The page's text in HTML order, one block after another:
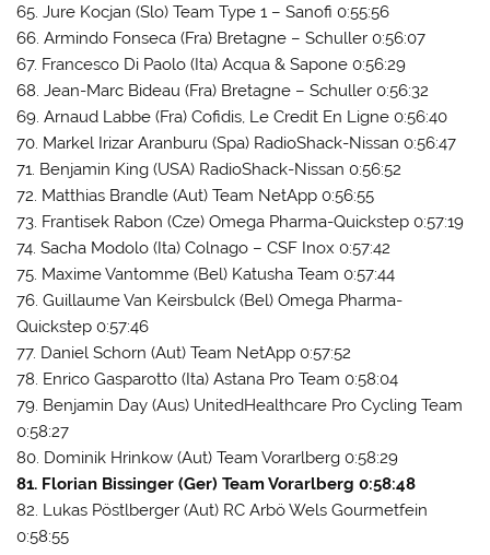
65. Jure Kocjan (Slo) Team Type 1 – Sanofi 0:55:56
66. Armindo Fonseca (Fra) Bretagne – Schuller 0:56:07
67. Francesco Di Paolo (Ita) Acqua & Sapone 0:56:29
68. Jean-Marc Bideau (Fra) Bretagne – Schuller 0:56:32
69. Arnaud Labbe (Fra) Cofidis, Le Credit En Ligne 0:56:40
70. Markel Irizar Aranburu (Spa) RadioShack-Nissan 0:56:47
71. Benjamin King (USA) RadioShack-Nissan 0:56:52
72. Matthias Brandle (Aut) Team NetApp 0:56:55
73. Frantisek Rabon (Cze) Omega Pharma-Quickstep 0:57:19
74. Sacha Modolo (Ita) Colnago – CSF Inox 0:57:42
75. Maxime Vantomme (Bel) Katusha Team 0:57:44
76. Guillaume Van Keirsbulck (Bel) Omega Pharma-
Quickstep 0:57:46
77. Daniel Schorn (Aut) Team NetApp 0:57:52
78. Enrico Gasparotto (Ita) Astana Pro Team 0:58:04
79. Benjamin Day (Aus) UnitedHealthcare Pro Cycling Team
0:58:27
80. Dominik Hrinkow (Aut) Team Vorarlberg 0:58:29
81. Florian Bissinger (Ger) Team Vorarlberg 0:58:48
82. Lukas Pöstlberger (Aut) RC Arbö Wels Gourmetfein
0:58:55